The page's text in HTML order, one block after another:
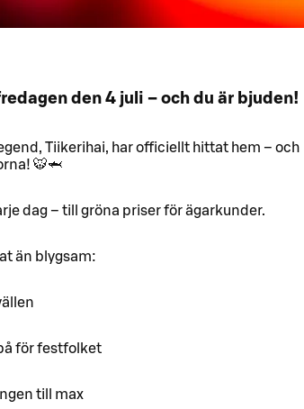
den 4 juli – och du är bjuden!
Tiikerihai, har officiellt hittat hem – och
🐯🦈
dag – till gröna priser för ägarkunder.
än blygsam:
för festfolket
till max